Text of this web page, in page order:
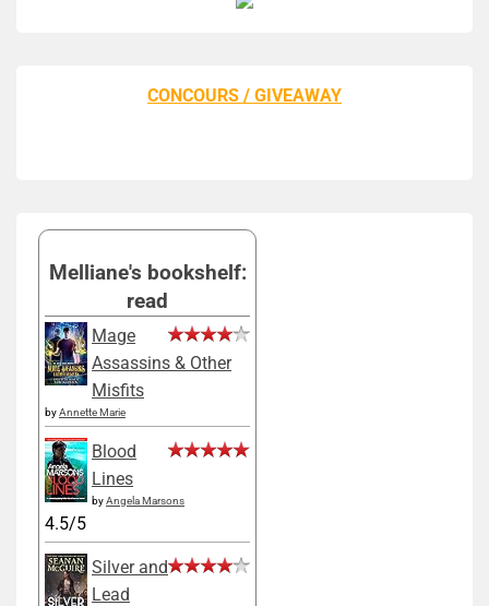
CONCOURS / GIVEAWAY
Melliane's bookshelf:
read
Mage
Assassins & Other
Misfits
byAnnette Marie
Blood
Lines
byAngela Marsons
4.5/5
Silver and
Lead